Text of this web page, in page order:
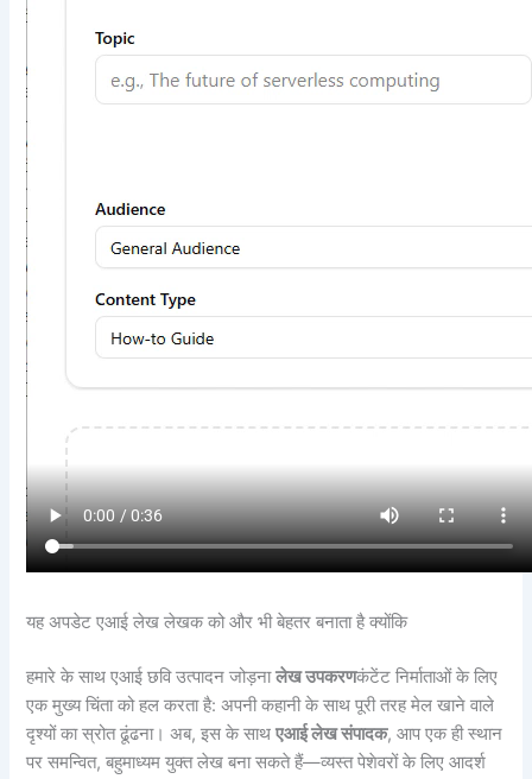
यह अपडेट एआई लेख लेखक को और भी बेहतर बनाता है क्योंकि
हमारे के साथ एआई छवि उत्पादन जोड़नालेख उपकरणकंटेंट निर्माताओं के लिए
एक मुख्य चिंता को हल करता है: अपनी कहानी के साथ पूरी तरह मेल खाने वाले
दृश्यों का स्रोत ढूंढना। अब, इस के साथएआई लेख संपादक, आप एक ही स्थान
पर समन्वित, बहुमाध्यम युक्त लेख बना सकते हैं—व्यस्त पेशेवरों के लिए आदर्श